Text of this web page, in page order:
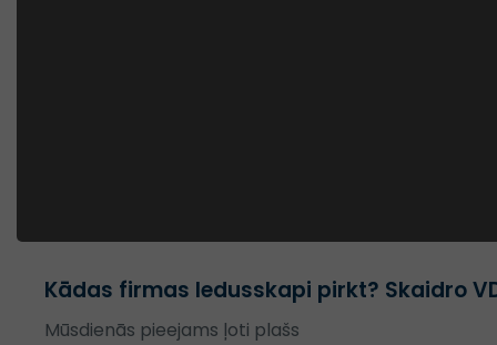
Kādas firmas ledusskapi pirkt? Skaidro
Mūsdienās pieejams ļoti plašs